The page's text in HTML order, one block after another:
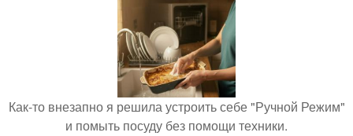
Как-то внезапно я решила устроить себе "Ручной Режим"
и помыть посуду без помощи техники.